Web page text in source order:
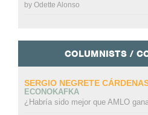
by Odette Alonso
COLUMNISTS /
SERGIO NEGRETE
ECONOKAFKA
¿Habría sido mejor que AMLO